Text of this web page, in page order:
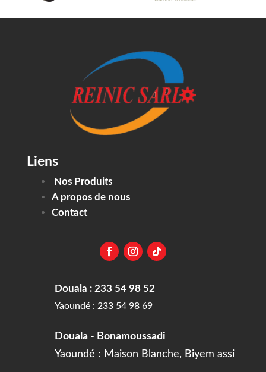
Liens
Nos Produits
A propos de nous
Contact
Douala : 233 54 98 52
Yaoundé : 233 54 98 69
Douala - Bonamoussadi
Yaoundé : Maison Blanche, Biyem assi